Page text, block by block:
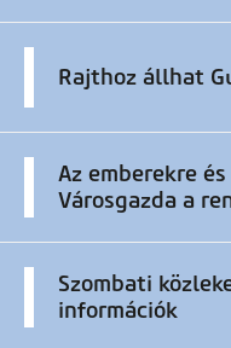
Rajthoz állhat
Az emberekre
Városgazda a
Szombati
információk